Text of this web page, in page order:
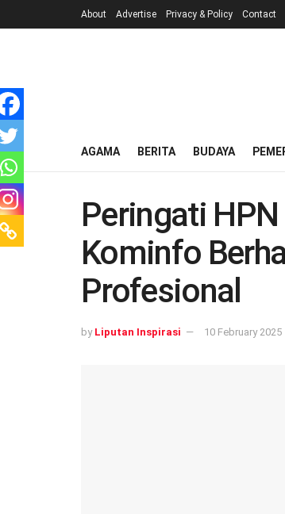
About Advertise Privacy & Policy Contact
AGAMA BERITA BUDAYA
Peringati
Kominfo
Profesional
by Liputan Inspirasi 10 February 2025